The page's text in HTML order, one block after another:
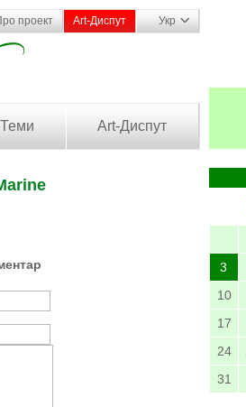
проект Art-Диспут Укр
Art-Диспут
3
10
17
24
31